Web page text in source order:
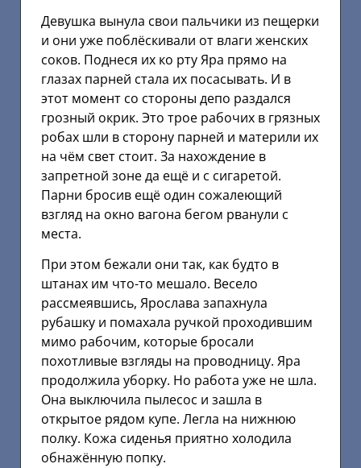
Девушка вынула свои пальчики из пещерки
и они уже поблёскивали от влаги женских
соков. Поднеся их ко рту Яра прямо на
глазах парней стала их посасывать. И в
этот момент со стороны депо раздался
грозный окрик. Это трое рабочих в грязных
робах шли в сторону парней и материли их
на чём свет стоит. За нахождение в
запретной зоне да ещё и с сигаретой.
Парни бросив ещё один сожалеющий
взгляд на окно вагона бегом рванули с
места.
При этом бежали они так, как будто в
штанах им что-то мешало. Весело
рассмеявшись, Ярослава запахнула
рубашку и помахала ручкой проходившим
мимо рабочим, которые бросали
похотливые взгляды на проводницу. Яра
продолжила уборку. Но работа уже не шла.
Она выключила пылесос и зашла в
открытое рядом купе. Легла на нижнюю
полку. Кожа сиденья приятно холодила
обнажённую попку.